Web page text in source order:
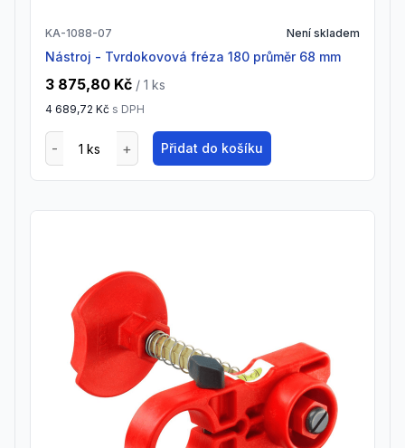
KA-1088-07 Není skladem
Nástroj - Tvrdokovová fréza 180 průměr 68 mm
3 875,80 Kč / 1 ks
4 689,72 Kč s DPH
Přidat do košíku